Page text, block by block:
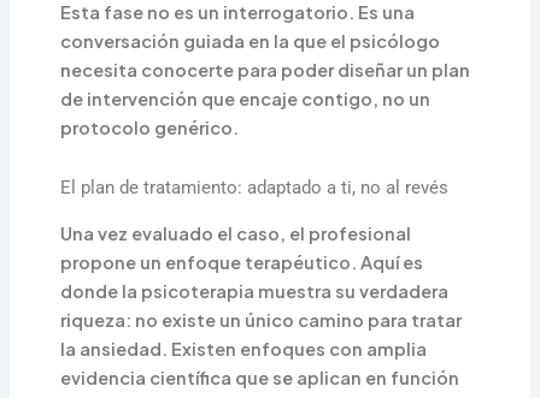
Esta fase no es un interrogatorio. Es una
conversación guiada en la que el psicólogo
necesita conocerte para poder diseñar un plan
de intervención que encaje contigo, no un
protocolo genérico.
El plan de tratamiento: adaptado a ti, no al revés
Una vez evaluado el caso, el profesional
propone un enfoque terapéutico. Aquí es
donde la psicoterapia muestra su verdadera
riqueza: no existe un único camino para tratar
la ansiedad. Existen enfoques con amplia
evidencia científica que se aplican en función